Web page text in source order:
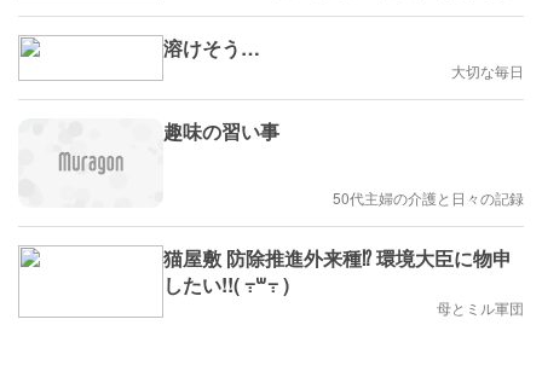
溶けそう…
大切な毎日
趣味の習い事
50代主婦の介護と日々の記録
猫屋敷 防除推進外来種⁉️ 環境大臣に物申
したい!!( ߹꒳​߹ )
母とミル軍団